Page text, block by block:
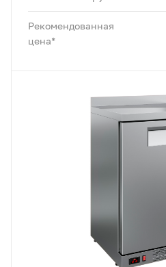
Рекомендованная
цена*